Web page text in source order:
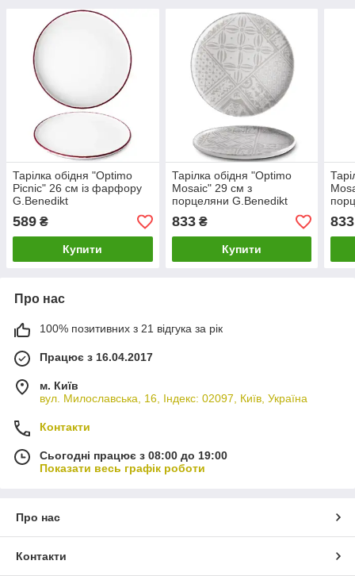
Тарілка обідня "Optimo
Picnic" 26 см із фарфору
G.Benedikt
589 ₴
Купити
Тарілка обідня "Optimo
Mosaic" 29 см з
порцеляни G.Benedikt
833₴
Купити
833
Про нас
100% позитивних з 21 відгука за рік
Працює з 16.04.2017
м. Київ
вул. Милославська, 16, Індекс: 02097, Київ, Україна
Контакти
Сьогодні працює з 08:00 до 19:00
Показати весь графік роботи
Про нас
Контакти